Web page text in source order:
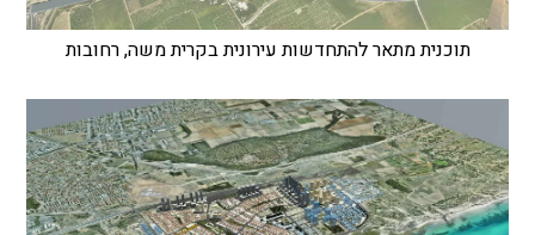
תוכנית מתאר להתחדשות עירונית בקרית משה, רחובות